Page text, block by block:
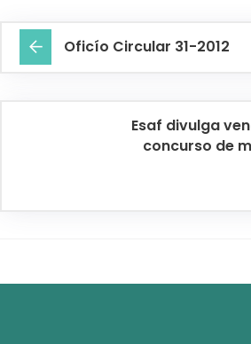
Oficío Circular 31-2012
Esaf divulga
concurso de